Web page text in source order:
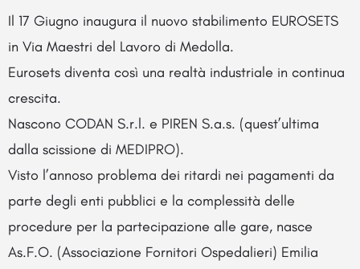
Il 17 Giugno inaugura il nuovo stabilimento EUROSETS
in Via Maestri del Lavoro di Medolla.
Eurosets diventa così una realtà industriale in continua
crescita.
Nascono CODAN S.r.l. e PIREN S.a.s. (quest’ultima
dalla scissione di MEDIPRO).
Visto l’annoso problema dei ritardi nei pagamenti da
parte degli enti pubblici e la complessità delle
procedure per la partecipazione alle gare, nasce
As.F.O. (Associazione Fornitori Ospedalieri) Emilia